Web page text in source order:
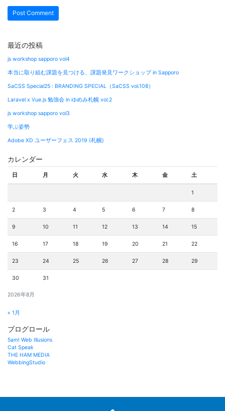
最近の投稿
js workshop sapporo vol4
本当に取り組む課題を見つける、課題発見ワークショップ in Sapporo
SaCSS Special25 : BRANDING SPECIAL（SaCSS vol.108）
Laravel x Vue.js 勉強会 in ゆめみ札幌 vol.2
js workshop sapporo vol3
学ぶ姿勢
Adobe XD ユーザーフェス 2019 (札幌)
カレンダー
2026年8月
日 月 火 水 木 金 土
1
2 3 4 5 6 7 8
9 10 11 12 13 14 15
16 17 18 19 20 21 22
23 24 25 26 27 28 29
30 31
« 1月
ブログロール
5am! Web Illusions
Cat Speak
THE HAM MEDIA
WebbingStudio